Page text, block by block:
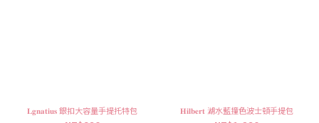
𝐋𝐠𝐧𝐚𝐭𝐢𝐮𝐬 銀扣大容量手提托特包 𝐇𝐢𝐥𝐛𝐞𝐫𝐭 湖水藍撞色波士頓手提包